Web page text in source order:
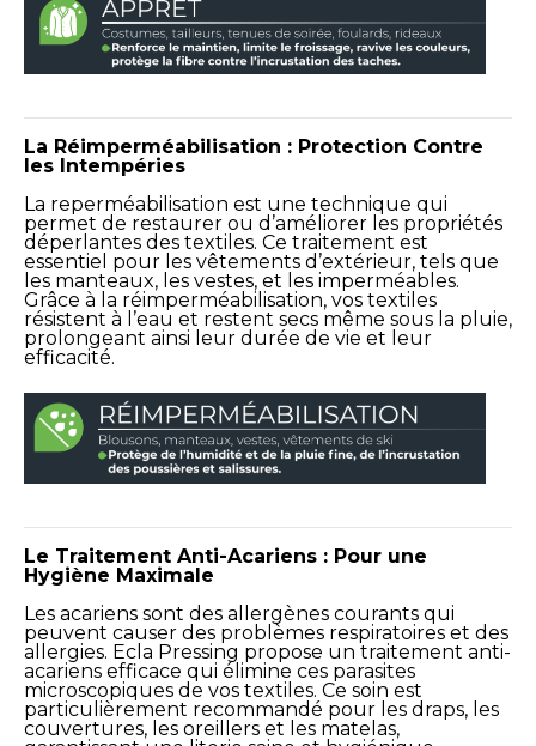
La Réimperméabilisation : Protection Contre
les Intempéries
La reperméabilisation est une technique qui
permet de restaurer ou d’améliorer les propriétés
déperlantes des textiles. Ce traitement est
essentiel pour les vêtements d’extérieur, tels que
les manteaux, les vestes, et les imperméables.
Grâce à la réimperméabilisation, vos textiles
résistent à l’eau et restent secs même sous la pluie,
prolongeant ainsi leur durée de vie et leur
efficacité.
Le Traitement Anti-Acariens : Pour une
Hygiène Maximale
Les acariens sont des allergènes courants qui
peuvent causer des problèmes respiratoires et des
allergies. Ecla Pressing propose un traitement anti-
acariens efficace qui élimine ces parasites
microscopiques de vos textiles. Ce soin est
particulièrement recommandé pour les draps, les
couvertures, les oreillers et les matelas,